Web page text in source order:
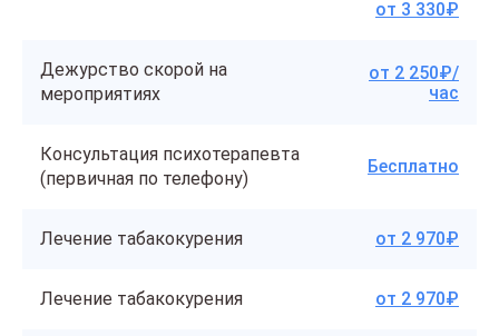
от 3 330₽
Дежурство скорой на
мероприятиях
от 2 250₽/
час
Консультация психотерапевта
(первичная по телефону)
Бесплатно
Лечение табакокурения от 2 970₽
Лечение табакокурения от 2 970₽